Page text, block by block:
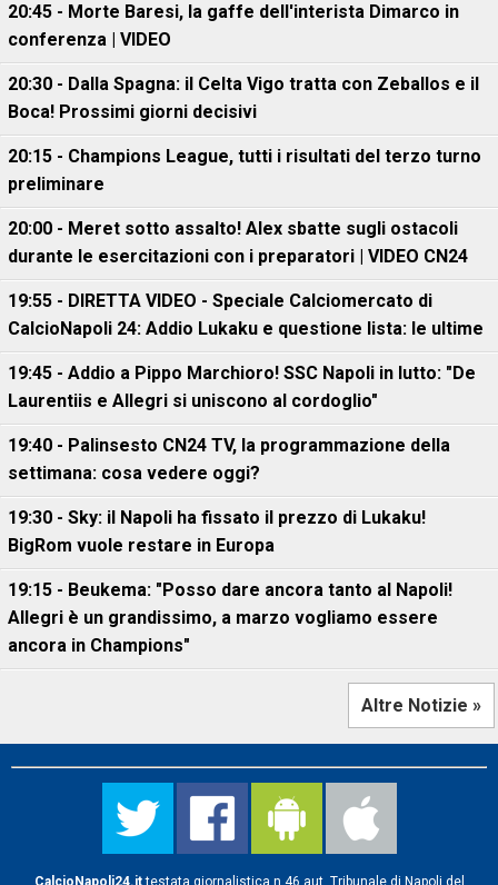
20:45 - Morte Baresi, la gaffe dell'interista Dimarco in
conferenza | VIDEO
20:30 - Dalla Spagna: il Celta Vigo tratta con Zeballos e il
Boca! Prossimi giorni decisivi
20:15 - Champions League, tutti i risultati del terzo turno
preliminare
20:00 - Meret sotto assalto! Alex sbatte sugli ostacoli
durante le esercitazioni con i preparatori | VIDEO CN24
19:55 - DIRETTA VIDEO - Speciale Calciomercato di
CalcioNapoli 24: Addio Lukaku e questione lista: le ultime
19:45 - Addio a Pippo Marchioro! SSC Napoli in lutto: "De
Laurentiis e Allegri si uniscono al cordoglio"
19:40 - Palinsesto CN24 TV, la programmazione della
settimana: cosa vedere oggi?
19:30 - Sky: il Napoli ha fissato il prezzo di Lukaku!
BigRom vuole restare in Europa
19:15 - Beukema: "Posso dare ancora tanto al Napoli!
Allegri è un grandissimo, a marzo vogliamo essere
ancora in Champions"
Altre Notizie »
CalcioNapoli24.ittestata giornalistica n.46 aut. Tribunale di Napoli del